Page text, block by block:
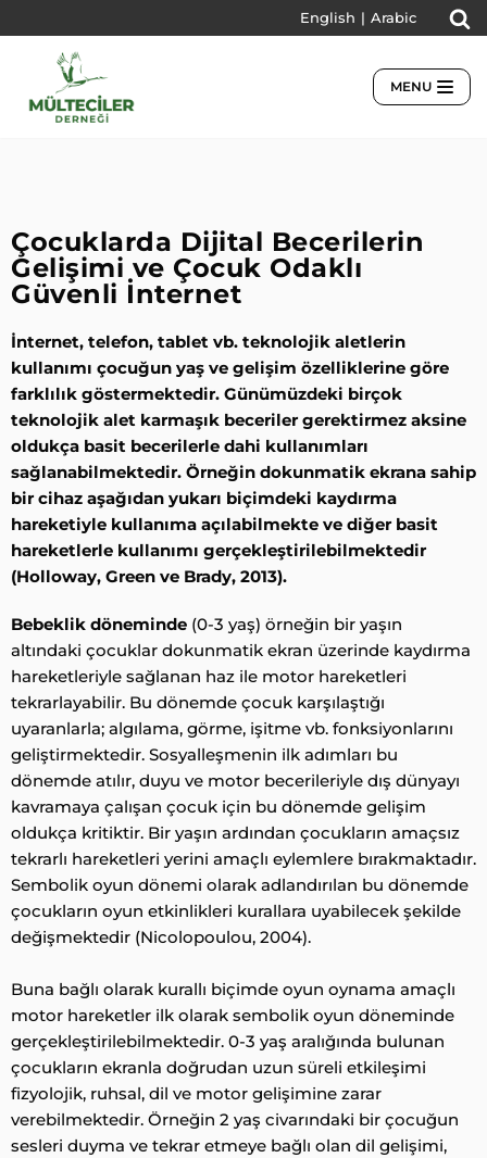
English | Arabic
MENU
Çocuklarda Dijital Becerilerin
Gelişimi ve Çocuk Odaklı
Güvenli İnternet
İnternet, telefon, tablet vb. teknolojik aletlerin
kullanımı çocuğun yaş ve gelişim özelliklerine göre
farklılık göstermektedir. Günümüzdeki birçok
teknolojik alet karmaşık beceriler gerektirmez aksine
oldukça basit becerilerle dahi kullanımları
sağlanabilmektedir. Örneğin dokunmatik ekrana sahip
bir cihaz aşağıdan yukarı biçimdeki kaydırma
hareketiyle kullanıma açılabilmekte ve diğer basit
hareketlerle kullanımı gerçekleştirilebilmektedir
(Holloway, Green ve Brady, 2013).
Bebeklik döneminde (0-3 yaş) örneğin bir yaşın
altındaki çocuklar dokunmatik ekran üzerinde kaydırma
hareketleriyle sağlanan haz ile motor hareketleri
tekrarlayabilir. Bu dönemde çocuk karşılaştığı
uyaranlarla; algılama, görme, işitme vb. fonksiyonlarını
geliştirmektedir. Sosyalleşmenin ilk adımları bu
dönemde atılır, duyu ve motor becerileriyle dış dünyayı
kavramaya çalışan çocuk için bu dönemde gelişim
oldukça kritiktir. Bir yaşın ardından çocukların amaçsız
tekrarlı hareketleri yerini amaçlı eylemlere bırakmaktadır.
Sembolik oyun dönemi olarak adlandırılan bu dönemde
çocukların oyun etkinlikleri kurallara uyabilecek şekilde
değişmektedir (Nicolopoulou, 2004).
Buna bağlı olarak kurallı biçimde oyun oynama amaçlı
motor hareketler ilk olarak sembolik oyun döneminde
gerçekleştirilebilmektedir. 0-3 yaş aralığında bulunan
çocukların ekranla doğrudan uzun süreli etkileşimi
fizyolojik, ruhsal, dil ve motor gelişimine zarar
verebilmektedir. Örneğin 2 yaş civarındaki bir çocuğun
sesleri duyma ve tekrar etmeye bağlı olan dil gelişimi,